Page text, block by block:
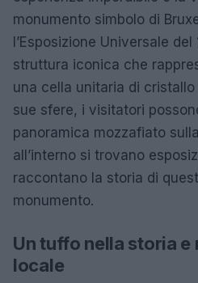
monumento simbolo di
l’Esposizione Universale
struttura iconica che
una cella unitaria di
sue sfere, i visitatori
panoramica mozzafiato
all’interno si trovano
raccontano la storia di
monumento.
Un tuffo nella storia e
locale